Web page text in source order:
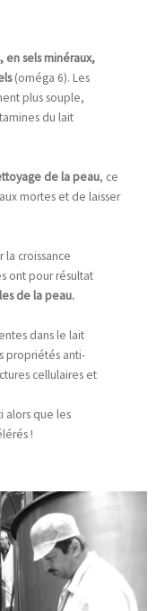
en sels minéraux,
(oméga 6). Les
plus souple,
du lait
de la peau, ce
mortes et de laisser
croissance
ont pour résultat
de la peau.
dans le lait
propriétés anti-
cellulaires et
alors que les
!